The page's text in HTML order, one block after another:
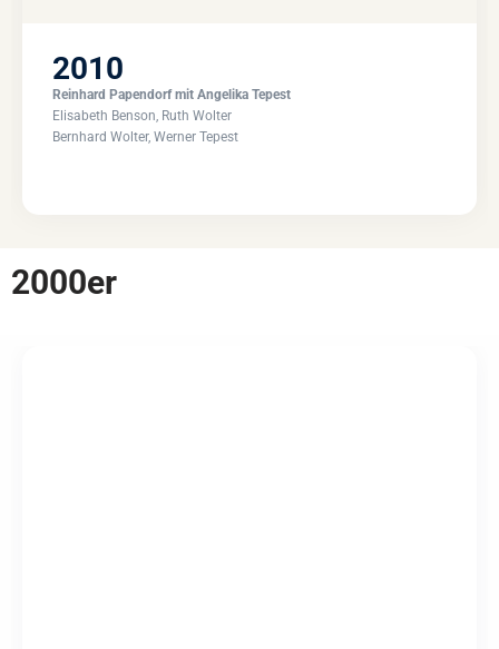
2010
Reinhard Papendorf mit Angelika Tepest
Elisabeth Benson, Ruth Wolter
Bernhard Wolter, Werner Tepest
2000er